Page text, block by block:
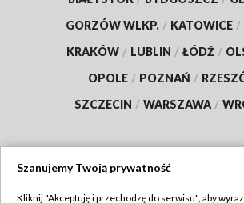
GORZÓW WLKP. / KATOWICE /
KRAKÓW / LUBLIN / ŁÓDŹ /
OPOLE / POZNAŃ /
SZCZECIN / WARSZAWA /
Szanujemy Twoją prywatność
Kliknij "Akceptuję i przechodzę do serwisu", aby